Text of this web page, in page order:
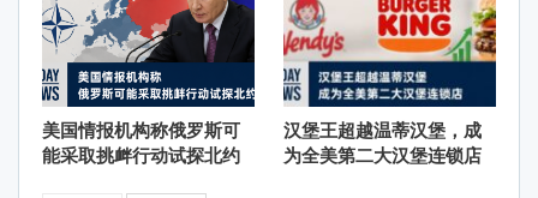
美国情报机构称俄罗斯可
能采取挑衅行动试探北约
汉堡王超越温蒂汉堡，成
为全美第二大汉堡连锁店